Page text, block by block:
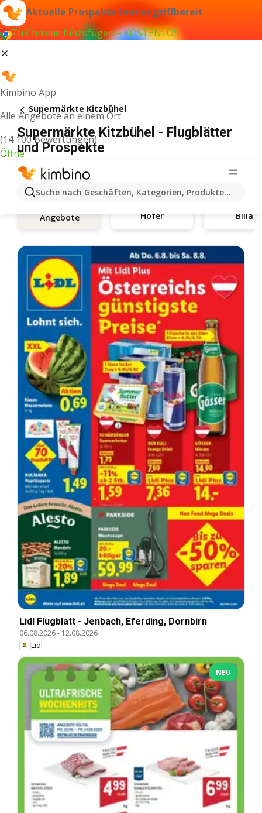
Aktuelle Prospekte immer griffbereit
Zu Chrome hinzufügen – KOSTENLOS
Kimbino App
Alle Angebote an einem Ort
(14 100 Bewertungen)
Öffne
Suche nach Geschäften, Kategorien, Produkten...
Supermärkte Kitzbühel
Supermärkte Kitzbühel - Flugblätter
und Prospekte
Angebote Hofer Billa
Lidl Flugblatt - Jenbach, Eferding, Dornbirn
06.08.2026- 12.08.2026
Lidl
NEU